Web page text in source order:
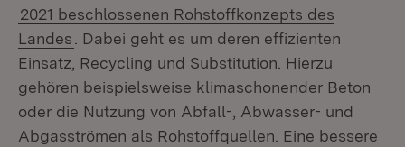
2021 beschlossenen Rohstoffkonzepts des
Landes
. Dabei geht es um deren effizienten
Einsatz, Recycling und Substitution. Hierzu
gehören beispielsweise klimaschonender Beton
oder die Nutzung von Abfall-, Abwasser- und
Abgasströmen als Rohstoffquellen. Eine bessere